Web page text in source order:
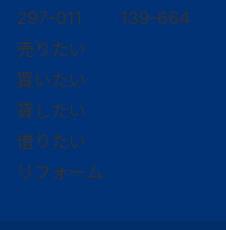
297-011
139-664
売りたい
買いたい
貸したい
借りたい
リフォーム